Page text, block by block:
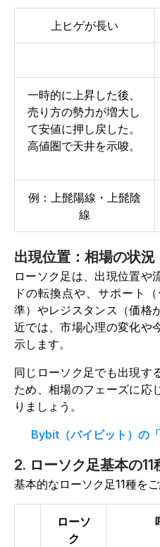
上ヒゲが長い
一時的に上昇した後、
売り方の勢力が増大し
て安値に押し戻した。
高値圏で天井を示唆。
例：上髭陽線・上髭陰
線
出現位置：相場の状況
ローソク足は、出現位置や
ドの転換点や、サポート
準）やレジスタンス（価格
近では、市場心理の変化や
示します。
同じローソク足でも出現す
ため、相場のフェーズに応
りましょう。
Bybit（バイビット）の
2. ローソク足基本の11
基本的なローソク足11種をご
ローソ
ク